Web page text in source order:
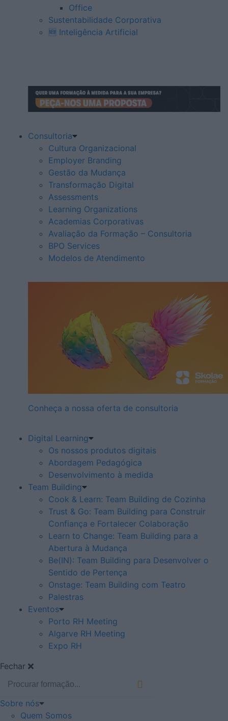
Office
Sustentabilidade Corporativa
🆕 Inteligência Artificial
Consultoria
Cultura Organizacional
Employer Branding
Gestão da Mudança
Transformação Digital
Assessments
Learning Organizations
Academias Corporativas
Avaliação da Formação – Consultoria
BPO Services
Modelos de Atendimento
Conheça a nossa oferta de consultoria
Digital Learning
Os nossos produtos digitais
Abordagem Pedagógica
Desenvolvimento à medida
Team Building
Cook & Learn: Team Building de Cozinha
Trust & Go: Team Building para Construir
Confiança e Fortalecer Colaboração
Learn to Change: Team Building para a
Abertura à Mudança
Be(IN): Team Building para Desenvolver o
Sentido de Pertença
Onstage: Team Building com Teatro
Palestras
Eventos
Porto RH Meeting
Algarve RH Meeting
Expo RH
Fechar
Sobre nós
Quem Somos